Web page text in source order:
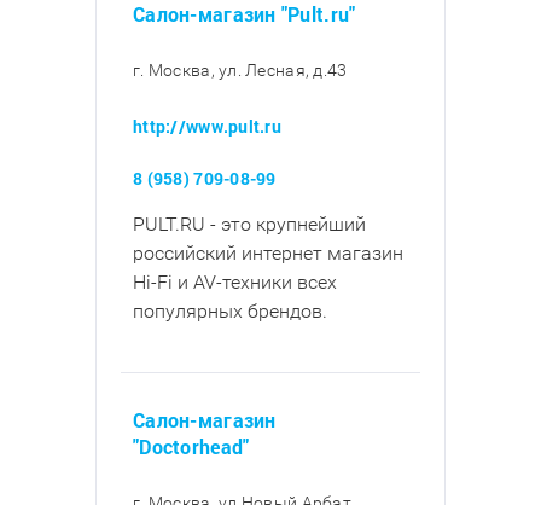
Салон-магазин "Pult.ru"
г. Москва, ул. Лесная, д.43
http://www.pult.ru
8 (958) 709-08-99
PULT.RU - это крупнейший
российский интернет магазин
Hi-Fi и AV-техники всех
популярных брендов.
Салон-магазин
"Doctorhead"